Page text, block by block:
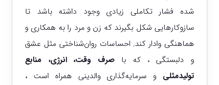
شده فشار تکاملی زیادی وجود داشته باشد تا
سازوکارهایی شکل بگیرند که زن و مرد را به همکاری و
هماهنگی وادار کند. احساسات روان‌شناختی مثل عشق
و دلبستگی ، که با صرف وقت، انرژی،
منابع
تولیدمثلی و سرمایه‌گذاری والدینی همراه است ،